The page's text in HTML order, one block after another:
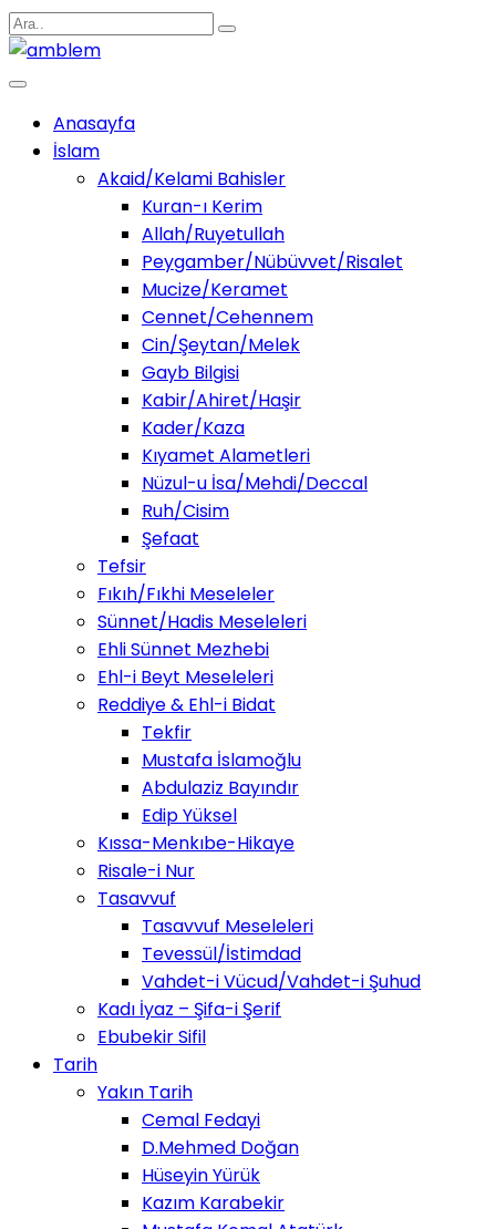
Anasayfa
İslam
Akaid/Kelami Bahisler
Kuran-ı Kerim
Allah/Ruyetullah
Peygamber/Nübüvvet/Risalet
Mucize/Keramet
Cennet/Cehennem
Cin/Şeytan/Melek
Gayb Bilgisi
Kabir/Ahiret/Haşir
Kader/Kaza
Kıyamet Alametleri
Nüzul-u İsa/Mehdi/Deccal
Ruh/Cisim
Şefaat
Tefsir
Fıkıh/Fıkhi Meseleler
Sünnet/Hadis Meseleleri
Ehli Sünnet Mezhebi
Ehl-i Beyt Meseleleri
Reddiye & Ehl-i Bidat
Tekfir
Mustafa İslamoğlu
Abdulaziz Bayındır
Edip Yüksel
Kıssa-Menkıbe-Hikaye
Risale-i Nur
Tasavvuf
Tasavvuf Meseleleri
Tevessül/İstimdad
Vahdet-i Vücud/Vahdet-i Şuhud
Kadı İyaz – Şifa-i Şerif
Ebubekir Sifil
Tarih
Yakın Tarih
Cemal Fedayi
D.Mehmed Doğan
Hüseyin Yürük
Kazım Karabekir